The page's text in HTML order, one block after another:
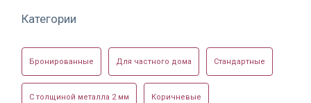
Категории
Бронированные Для частного дома Стандартные
С толщиной металла 2 мм Коричневые